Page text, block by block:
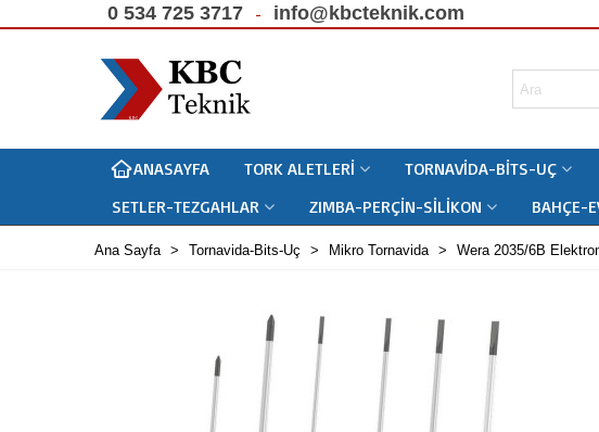
0 534 725 3717 info@kbcteknik.com
ANASAYFA TORK ALETLERI TORNAVIDA-BITS-UÇ
SETLER-TEZGAHLAR
ZIMBA-PERÇIN-SILIKON BAHÇE-
Ana Sayfa > Tornavida-Bits-Uç > Mikro Tornavida > Wera 2035/6B